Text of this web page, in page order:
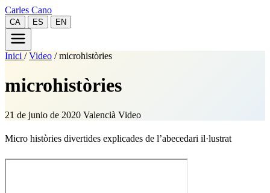
Carles Cano
CA ES EN
Inici / Video / microhistòries
microhistòries
21 de junio de 2020 Valencià Video
Micro històries divertides explicades de l’abecedari il·lustrat